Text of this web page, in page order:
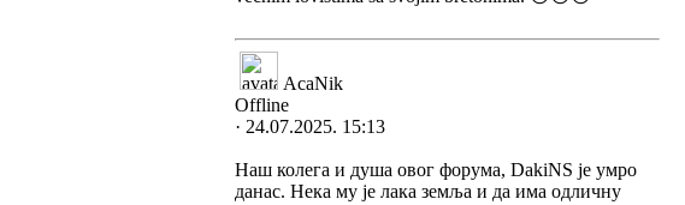
AcaNik
Offline
· 24.07.2025. 15:13
Наш колега и душа овог форума, DakiNS је умро
данас. Нека му је лака земља и да има одличну